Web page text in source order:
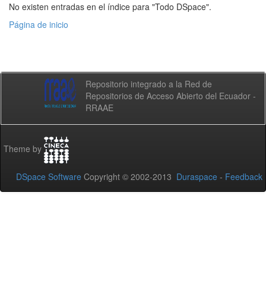
No existen entradas en el índice para "Todo DSpace".
Página de inicio
Repositorio integrado a la Red de
Repositorios de Acceso Abierto del Ecuador -
RRAAE
Theme by
DSpace Software Copyright © 2002-2013 Duraspace - Feedback